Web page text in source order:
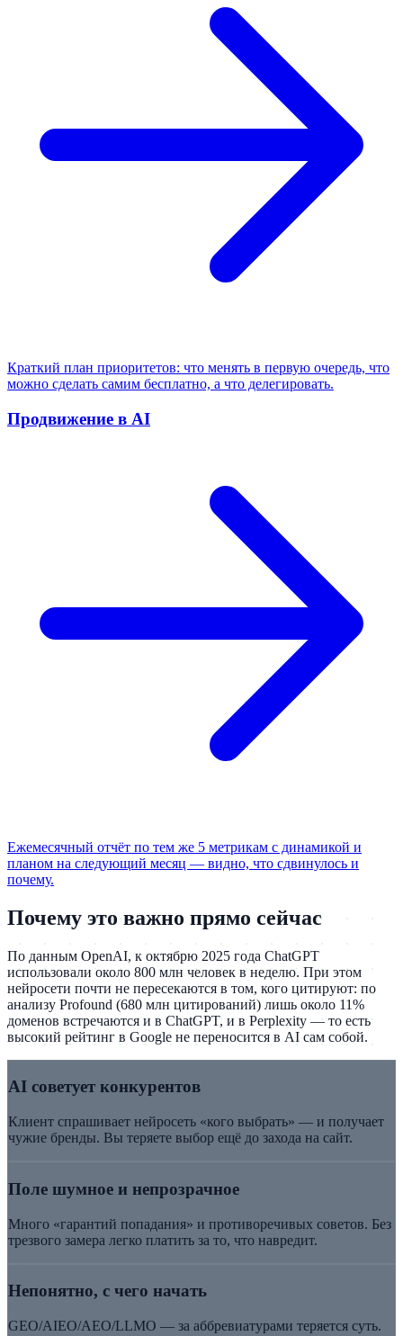
Краткий план приоритетов: что менять в первую очередь, что
можно сделать самим бесплатно, а что делегировать.
Продвижение в AI
Ежемесячный отчёт по тем же 5 метрикам с динамикой и
планом на следующий месяц — видно, что сдвинулось и
почему.
Почему это важно прямо сейчас
По данным OpenAI, к октябрю 2025 года ChatGPT
использовали около 800 млн человек в неделю. При этом
нейросети почти не пересекаются в том, кого цитируют: по
анализу Profound (680 млн цитирований) лишь около 11%
доменов встречаются и в ChatGPT, и в Perplexity — то есть
высокий рейтинг в Google не переносится в AI сам собой.
AI советует конкурентов
Клиент спрашивает нейросеть «кого выбрать» — и получает
чужие бренды. Вы теряете выбор ещё до захода на сайт.
Поле шумное и непрозрачное
Много «гарантий попадания» и противоречивых советов. Без
трезвого замера легко платить за то, что навредит.
Непонятно, с чего начать
GEO/AIEO/AEO/LLMO — за аббревиатурами теряется суть.